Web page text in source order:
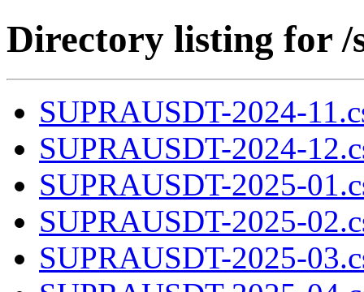
Directory listing for /
SUPRAUSDT-2024-
SUPRAUSDT-2024-
SUPRAUSDT-2025-
SUPRAUSDT-2025-
SUPRAUSDT-2025-